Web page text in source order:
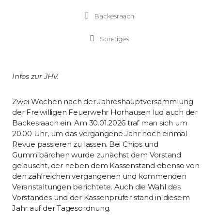
Backesraach
Sonstiges
Infos zur JHV.
Zwei Wochen nach der Jahreshauptversammlung
der Freiwilligen Feuerwehr Horhausen lud auch der
Backesraach ein. Am 30.01.2026 traf man sich um
20.00 Uhr, um das vergangene Jahr noch einmal
Revue passieren zu lassen. Bei Chips und
Gummibärchen wurde zunächst dem Vorstand
gelauscht, der neben dem Kassenstand ebenso von
den zahlreichen vergangenen und kommenden
Veranstaltungen berichtete. Auch die Wahl des
Vorstandes und der Kassenprüfer stand in diesem
Jahr auf der Tagesordnung.